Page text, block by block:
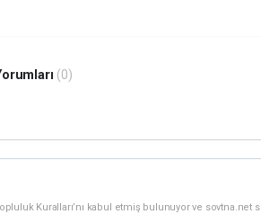
(0)
Kuralları’nı kabul etmiş bulunuyor ve sovtna.net